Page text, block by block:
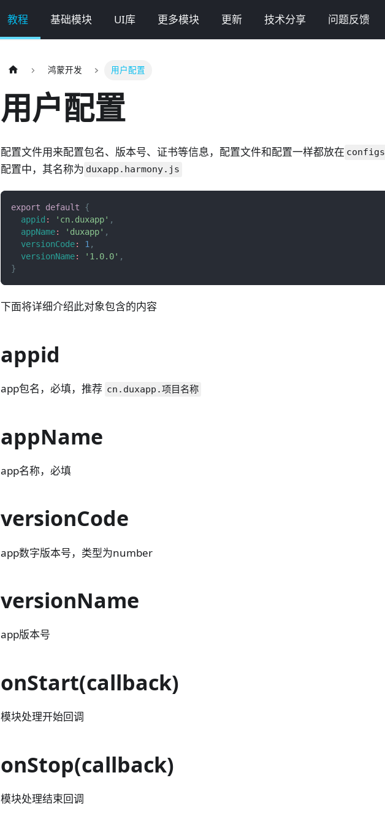
教程 基础模块 UI库 更多模块 更新 技术分享 问题反馈
鸿蒙开发 用户配置
用户配置
配置文件用来配置包名、版本号、证书等信息，配置文件和配置一样都放在 configs
配置中，其名称为 duxapp.harmony.js
export default
{
appid : 'cn.duxapp' ,
appName: 'duxapp' ,
versionCode: 1 ,
versionName: '1.0.0' ,
}
下面将详细介绍此对象包含的内容
appid
app包名，必填，推荐 cn.duxapp.项目名称
appName
app名称，必填
versionCode
app数字版本号，类型为number
versionName
app版本号
onStart(callback)
模块处理开始回调
onStop(callback)
模块处理结束回调